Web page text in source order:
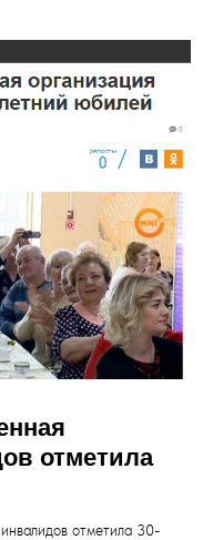
отметила
отметила 30-